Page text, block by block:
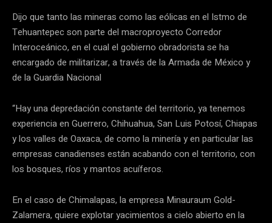
Dijo que tanto las mineras como las eólicas en el Istmo de
Tehuantepec son parte del macroproyecto Corredor
Interoceánico, en el cual el gobierno obradorista se ha
encargado de militarizar, a través de la Armada de México y
de la Guardia Nacional
“Hay una depredación constante del territorio, ya tenemos
experiencia en Guerrero, Chihuahua, San Luis Potosí, Chiapas
y los valles de Oaxaca, de como la minería y en particular las
empresas canadienses están acabando con el territorio, con
los bosques, ríos y mantos acuíferos.
En el caso de Chimalapas, la empresa Minauraum Gold-
Zalamera, quiere explotar yacimientos a cielo abierto en la